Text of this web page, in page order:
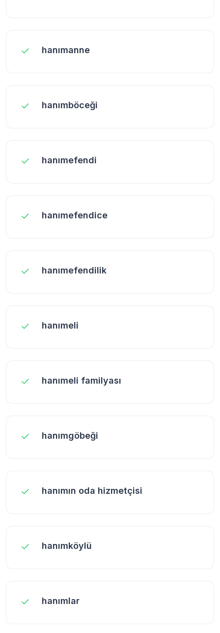
hanımanne
hanımböceği
hanımefendi
hanımefendice
hanımefendilik
hanımeli
hanımeli familyası
hanımgöbeği
hanımın oda hizmetçisi
hanımköylü
hanımlar